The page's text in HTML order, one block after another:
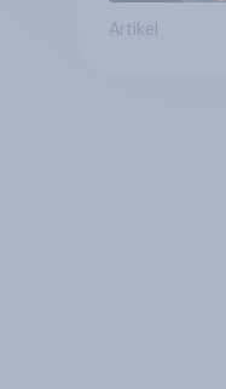
Artikel